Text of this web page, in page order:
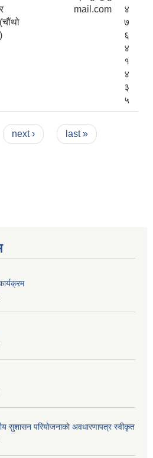
र
(चौंथो
)
mail.com
४
७
६
४
१
४
३
५
next › last »
सुशासन परियाेजनाकाे अवधारणापत्र स्वीकृत